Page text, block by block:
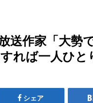
送作家「大勢
れば一人ひ
シェア